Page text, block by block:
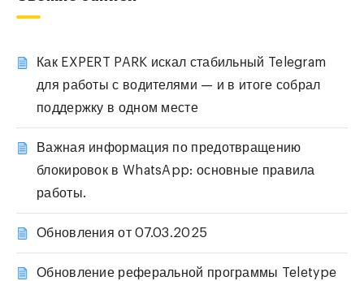
Как EXPERT PARK искал стабильный Telegram
для работы с водителями — и в итоге собрал
поддержку в одном месте
Важная информация по предотвращению
блокировок в WhatsApp: основные правила
работы.
Обновления от 07.03.2025
Обновление реферальной программы Teletype